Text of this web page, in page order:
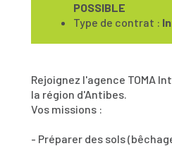
POSSIBLE
Type de contrat :
Rejoignez l'agence TOMA
la région d'Antibes.
Vos missions :
- Préparer des sols